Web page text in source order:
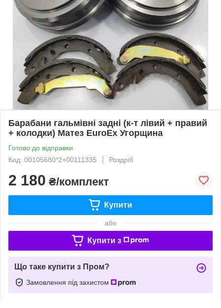
Барабани гальмівні задні (к-т лівий + правий
+ колодки) Матез EuroEx Угорщина
Готово до відправки
Код: 00105680*2+00111335
Роздріб
2 180 ₴/комплект
Купити
або
Купити з
Що таке купити з Пром?
Замовлення під захистом